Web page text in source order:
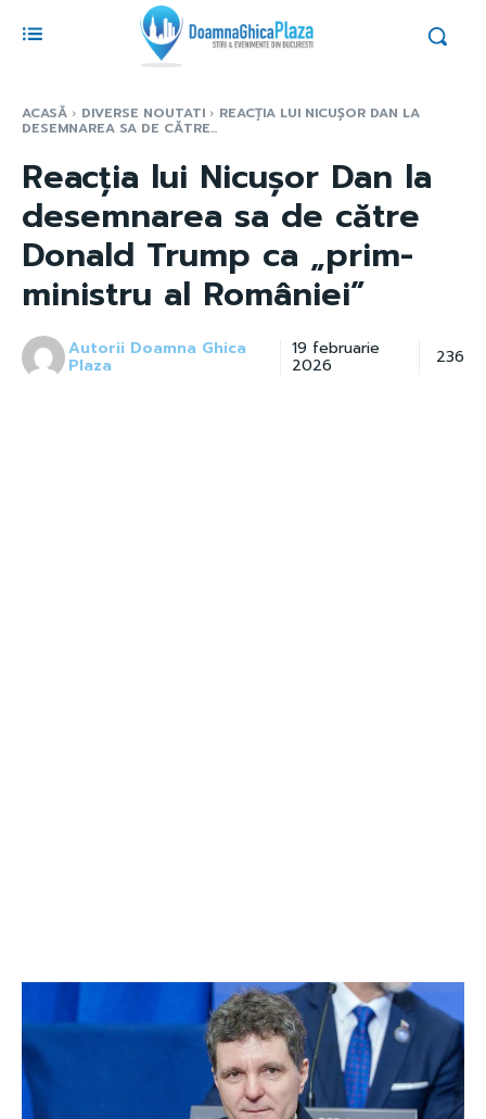
ACASĂ DIVERSE NOUTATI REACȚIA LUI NICUȘOR DAN LA
DESEMNAREA SA DE CĂTRE...
Reacția lui Nicușor Dan la
desemnarea sa de către
Donald Trump ca „prim-
ministru al României”
Autorii Doamna Ghica
Plaza
19 februarie
2026 236